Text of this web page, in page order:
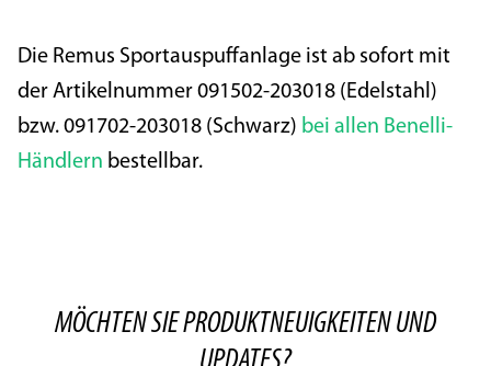
Die Remus Sportauspuffanlage ist ab sofort mit
der Artikelnummer 091502-203018 (Edelstahl)
bzw. 091702-203018 (Schwarz) bei allen Benelli-
Händlern bestellbar.
MÖCHTEN SIE PRODUKTNEUIGKEITEN UND